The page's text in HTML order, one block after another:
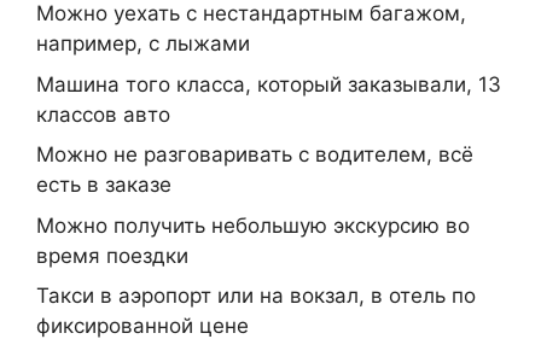
Можно уехать с нестандартным багажом,
например, с лыжами
Машина того класса, который заказывали, 13
классов авто
Можно не разговаривать с водителем, всё
есть в заказе
Можно получить небольшую экскурсию во
время поездки
Такси в аэропорт или на вокзал, в отель по
фиксированной цене